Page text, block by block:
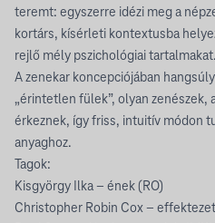
teremt: egyszerre idézi meg a
kortárs, kísérleti kontextusba
rejlő mély pszichológiai tartalmakat.
A zenekar koncepciójában
„érintetlen fülek”, olyan zenészek,
érkeznek, így friss, intuitív módon
anyaghoz.
Tagok:
Kisgyörgy Ilka – ének (RO)
Christopher Robin Cox –